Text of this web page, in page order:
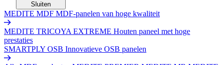
Sluiten
MEDITE MDF MDF-panelen van hoge kwaliteit
MEDITE TRICOYA EXTREME Houten paneel met hoge
prestaties
SMARTPLY OSB Innovatieve OSB panelen